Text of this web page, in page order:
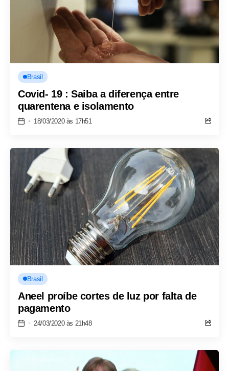
Brasil
Covid- 19 : Saiba a diferença entre
quarentena e isolamento
18/03/2020 às 17h51
Brasil
Aneel proíbe cortes de luz por falta de
pagamento
24/03/2020 às 21h48